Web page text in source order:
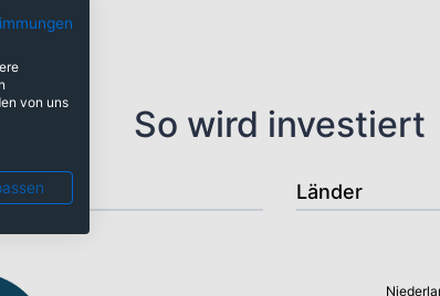
So wird investiert
Länder
von uns